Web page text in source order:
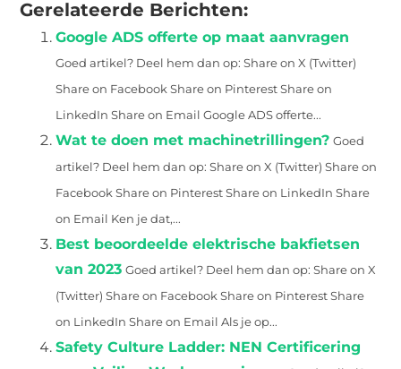
Gerelateerde Berichten:
Google ADS offerte op maat aanvragen
Goed artikel? Deel hem dan op: Share on X (Twitter)
Share on Facebook Share on Pinterest Share on
LinkedIn Share on Email Google ADS offerte...
Wat te doen met machinetrillingen? Goed
artikel? Deel hem dan op: Share on X (Twitter) Share on
Facebook Share on Pinterest Share on LinkedIn Share
on Email Ken je dat,...
Best beoordeelde elektrische bakfietsen
van 2023 Goed artikel? Deel hem dan op: Share on X
(Twitter) Share on Facebook Share on Pinterest Share
on LinkedIn Share on Email Als je op...
Safety Culture Ladder: NEN Certificering